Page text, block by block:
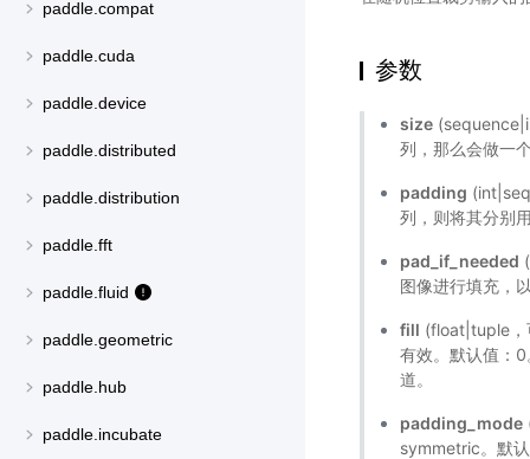
paddle.compat
paddle.cuda
paddle.device
paddle.distributed
paddle.distribution
paddle.fft
paddle.fluid
paddle.geometric
paddle.hub
paddle.incubate
参数
size
列，那么会做一
padding
列，则将其分别
pad_if_needed
图像进行填充，
fill (float|tuple，
有效。默认值：
道。
padding_mode
symmetric。默